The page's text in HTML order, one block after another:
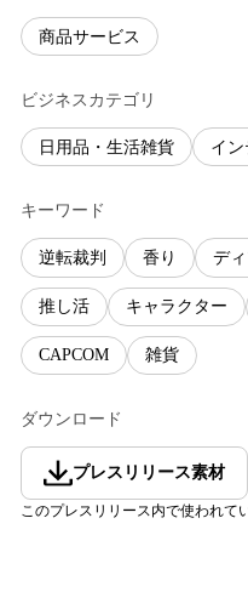
商品サービス
ビジネスカテゴリ
日用品・生活雑貨 イ
キーワード
逆転裁判 香り デ
推し活 キャラクター
CAPCOM 雑貨
ダウンロード
プレスリリース素材
このプレスリリース内で使われて